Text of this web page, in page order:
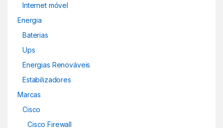
Internet móvel
Energia
Baterias
Ups
Energias Renováveis
Estabilizadores
Marcas
Cisco
Cisco Firewall